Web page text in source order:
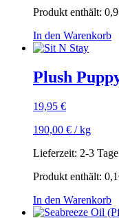
Produkt enthält: 0,9
In den Warenkorb
Plush
19,95 €
190,00 € /kg
Lieferzeit: 2-3 Tage
Produkt enthält:
In den Warenkorb